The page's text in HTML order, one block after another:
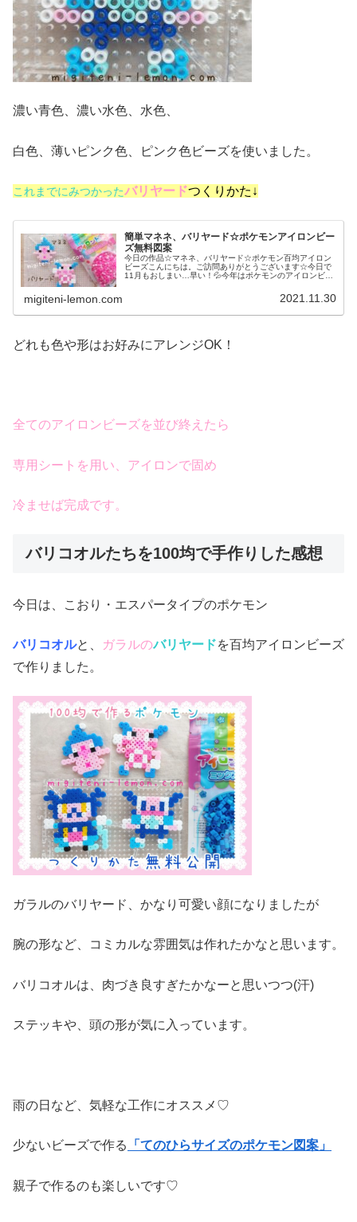
濃い青色、濃い水色、水色、
白色、薄いピンク色、ピンク色ビーズを使いました。
これまでにみつかったバリヤードつくりかた↓
簡単マネネ、バリヤード☆ポケモンアイロンビー
ズ無料図案
今日の作品☆マネネ、バリヤード☆ポケモン百均アイロン
ビーズこんにちは。ご訪問ありがとうございます☆今日で
11月もおしまい…早い！💦今年はポケモンのアイロンビー
migiteni-lemon.com 2021.11.30
どれも色や形はお好みにアレンジOK！
全てのアイロンビーズを並び終えたら
専用シートを用い、アイロンで固め
冷ませば完成です。
バリコオルたちを100均で手作りした感想
今日は、こおり・エスパータイプのポケモン
バリコオルと、 ガラルのバリヤードを百均アイロンビーズ
で作りました。
ガラルのバリヤード、かなり可愛い顔になりましたが
腕の形など、コミカルな雰囲気は作れたかなと思います。
バリコオルは、肉づき良すぎたかなーと思いつつ(汗)
ステッキや、頭の形が気に入っています。
雨の日など、気軽な工作にオススメ♡
少ないビーズで作る 「てのひらサイズのポケモン図案」
親子で作るのも楽しいです♡